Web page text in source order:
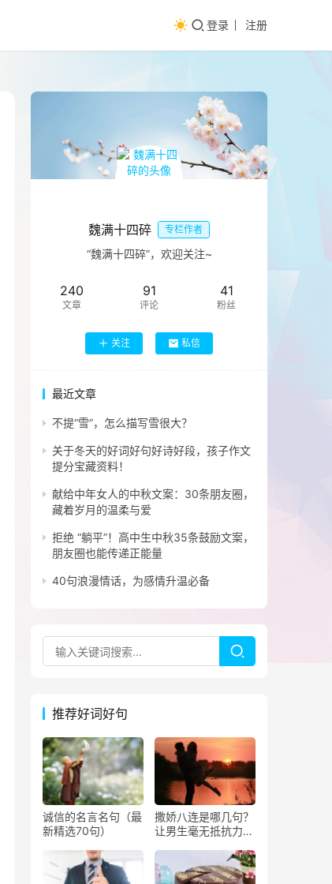
登录 注册
魏满十四碎 专栏作者
“魏满十四碎”，欢迎关注~
240
文章
91
评论
41
粉丝
关注 私信
最近文章
不提“雪”，怎么描写雪很大？
关于冬天的好词好句好诗好段，孩子作文
提分宝藏资料！
献给中年女人的中秋文案：30条朋友圈，
藏着岁月的温柔与爱
拒绝 “躺平”！高中生中秋35条鼓励文案，
朋友圈也能传递正能量
40句浪漫情话，为感情升温必备
推荐好词好句
诚信的名言名句（最
新精选70句）
撒娇八连是哪几句？
让男生毫无抵抗力撒